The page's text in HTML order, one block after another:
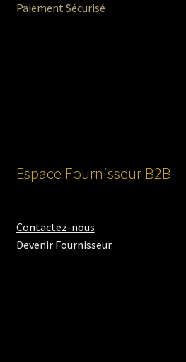
Paiement Sécurisé
Espace Fournisseur B2B
Contactez-nous
Devenir Fournisseur